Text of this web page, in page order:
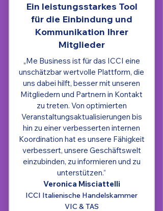
Ein leistungsstarkes Tool
für die Einbindung und
Kommunikation Ihrer
Mitglieder
„Me Business ist für das ICCI eine
unschätzbar wertvolle Plattform, die
uns dabei hilft, besser mit unseren
Mitgliedern und Partnern in Kontakt
zu treten. Von optimierten
Veranstaltungsaktualisierungen bis
hin zu einer verbesserten internen
Koordination hat es unsere Fähigkeit
verbessert, unsere Geschäftswelt
einzubinden, zu informieren und zu
unterstützen.“
Veronica Misciattelli
ICCI Italienische Handelskammer
VIC & TAS